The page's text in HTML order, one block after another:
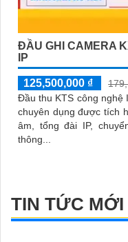
ĐẦU GHI CAMERA
IP
125,500,000 ₫
Đầu thu KTS công nghệ
chuyên dụng được tích
âm, tổng đài IP,
thông...
TIN TỨC